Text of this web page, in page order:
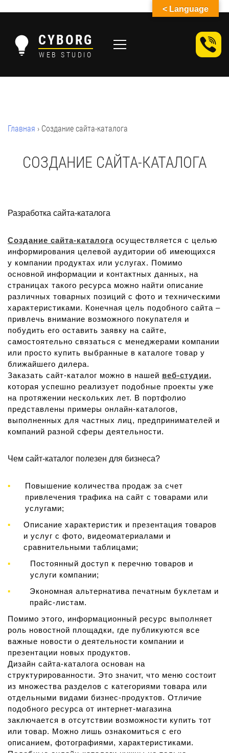
content
CYBORG
WEB STUDIO
Главная › Создание сайта-каталога
СОЗДАНИЕ САЙТА-КАТАЛОГА
Разработка сайта-каталога
Создание сайта-каталога осуществляется с целью
информирования целевой аудитории об имеющихся
у компании продуктах или услугах. Помимо
основной информации и контактных данных, на
страницах такого ресурса можно найти описание
различных товарных позиций с фото и техническими
характеристиками. Конечная цель подобного сайта –
привлечь внимание возможного покупателя и
побудить его оставить заявку на сайте,
самостоятельно связаться с менеджерами компании
или просто купить выбранные в каталоге товар у
ближайшего дилера.
Заказать сайт-каталог можно в нашей веб-студии,
которая успешно реализует подобные проекты уже
на протяжении нескольких лет. В портфолио
представлены примеры онлайн-каталогов,
выполненных для частных лиц, предпринимателей и
компаний разной сферы деятельности.
Чем сайт-каталог полезен для бизнеса?
Повышение количества продаж за счет
привлечения трафика на сайт с товарами или
услугами;
Описание характеристик и презентация товаров
и услуг с фото, видеоматериалами и
сравнительными таблицами;
Постоянный доступ к перечню товаров и
услуги компании;
Экономная альтернатива печатным буклетам и
прайс-листам.
Помимо этого, информационный ресурс выполняет
роль новостной площадки, где публикуются все
важные новости о деятельности компании и
презентации новых продуктов.
Дизайн сайта-каталога основан на
структурированности. Это значит, что меню состоит
из множества разделов с категориями товара или
отдельными видами бизнес-продуктов. Отличие
подобного ресурса от интернет-магазина
заключается в отсутствии возможности купить тот
или товар. Можно лишь ознакомиться с его
описанием, фотографиями, характеристиками.
< Language